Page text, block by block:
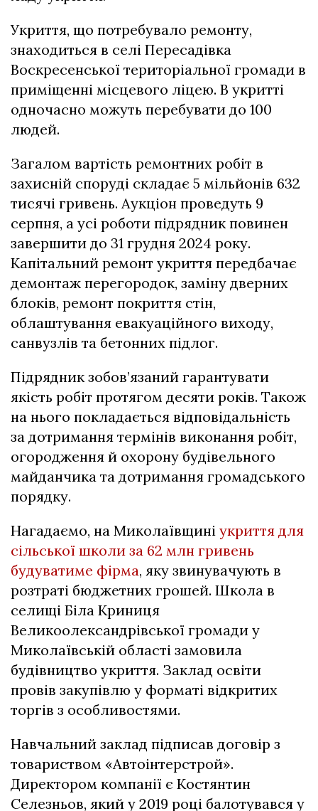
Укриття, що потребувало ремонту,
знаходиться в селі Пересадівка
Воскресенської територіальної громади в
приміщенні місцевого ліцею. В укритті
одночасно можуть перебувати до 100
людей.
Загалом вартість ремонтних робіт в
захисній споруді складає 5 мільйонів 632
тисячі гривень. Аукціон проведуть 9
серпня, а усі роботи підрядник повинен
завершити до 31 грудня 2024 року.
Капітальний ремонт укриття передбачає
демонтаж перегородок, заміну дверних
блоків, ремонт покриття стін,
облаштування евакуаційного виходу,
санвузлів та бетонних підлог.
Підрядник зобов’язаний гарантувати
якість робіт протягом десяти років. Також
на нього покладається відповідальність
за дотримання термінів виконання робіт,
огородження й охорону будівельного
майданчика та дотримання громадського
порядку.
Нагадаємо, на Миколаївщині укриття для
сільської школи за 62 млн гривень
будуватиме фірма, яку звинувачують в
розтраті бюджетних грошей. Школа в
селищі Біла Криниця
Великоолександрівської громади у
Миколаївській області замовила
будівництво укриття. Заклад освіти
провів закупівлю у форматі відкритих
торгів з особливостями.
Навчальний заклад підписав договір з
товариством «Автоінтерстрой».
Директором компанії є Костянтин
Селезньов, який у 2019 році балотувався у